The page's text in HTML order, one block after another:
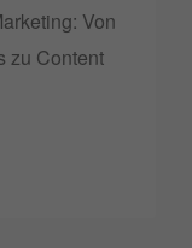
Von
zu Content